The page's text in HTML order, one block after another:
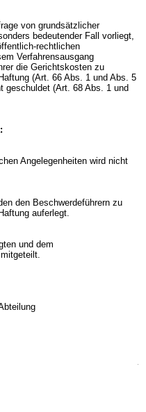
von grundsätzlicher
bedeutender Fall vorliegt,
rechtlichen
Verfahrensausgang
die Gerichtskosten zu
(Art. 66 Abs. 1 und Abs. 5
geschuldet (Art. 68 Abs. 1 und
Angelegenheiten wird nicht
den Beschwerdeführern zu
auferlegt.
und dem